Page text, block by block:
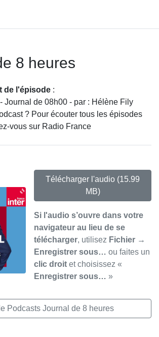
8 heures
de l'épisode :
Journal de 08h00 - par : Hélène Fily
? Pour écouter tous les épisodes
vous sur Radio France
Télécharger l'audio (15.99
MB)
Si l'audio s’ouvre dans votre
navigateur au lieu de se
télécharger, utilisez Fichier →
Enregistrer sous… ou faites un
clic droit et choisissez «
Enregistrer sous… »
Podcasts Journal de 8 heures